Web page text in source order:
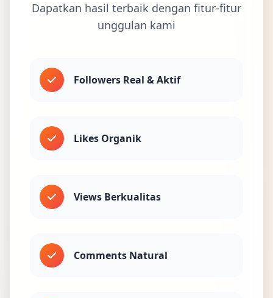
Dapatkan hasil terbaik dengan fitur-fitur
unggulan kami
Followers Real & Aktif
Likes Organik
Views Berkualitas
Comments Natural